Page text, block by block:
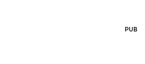
PUB